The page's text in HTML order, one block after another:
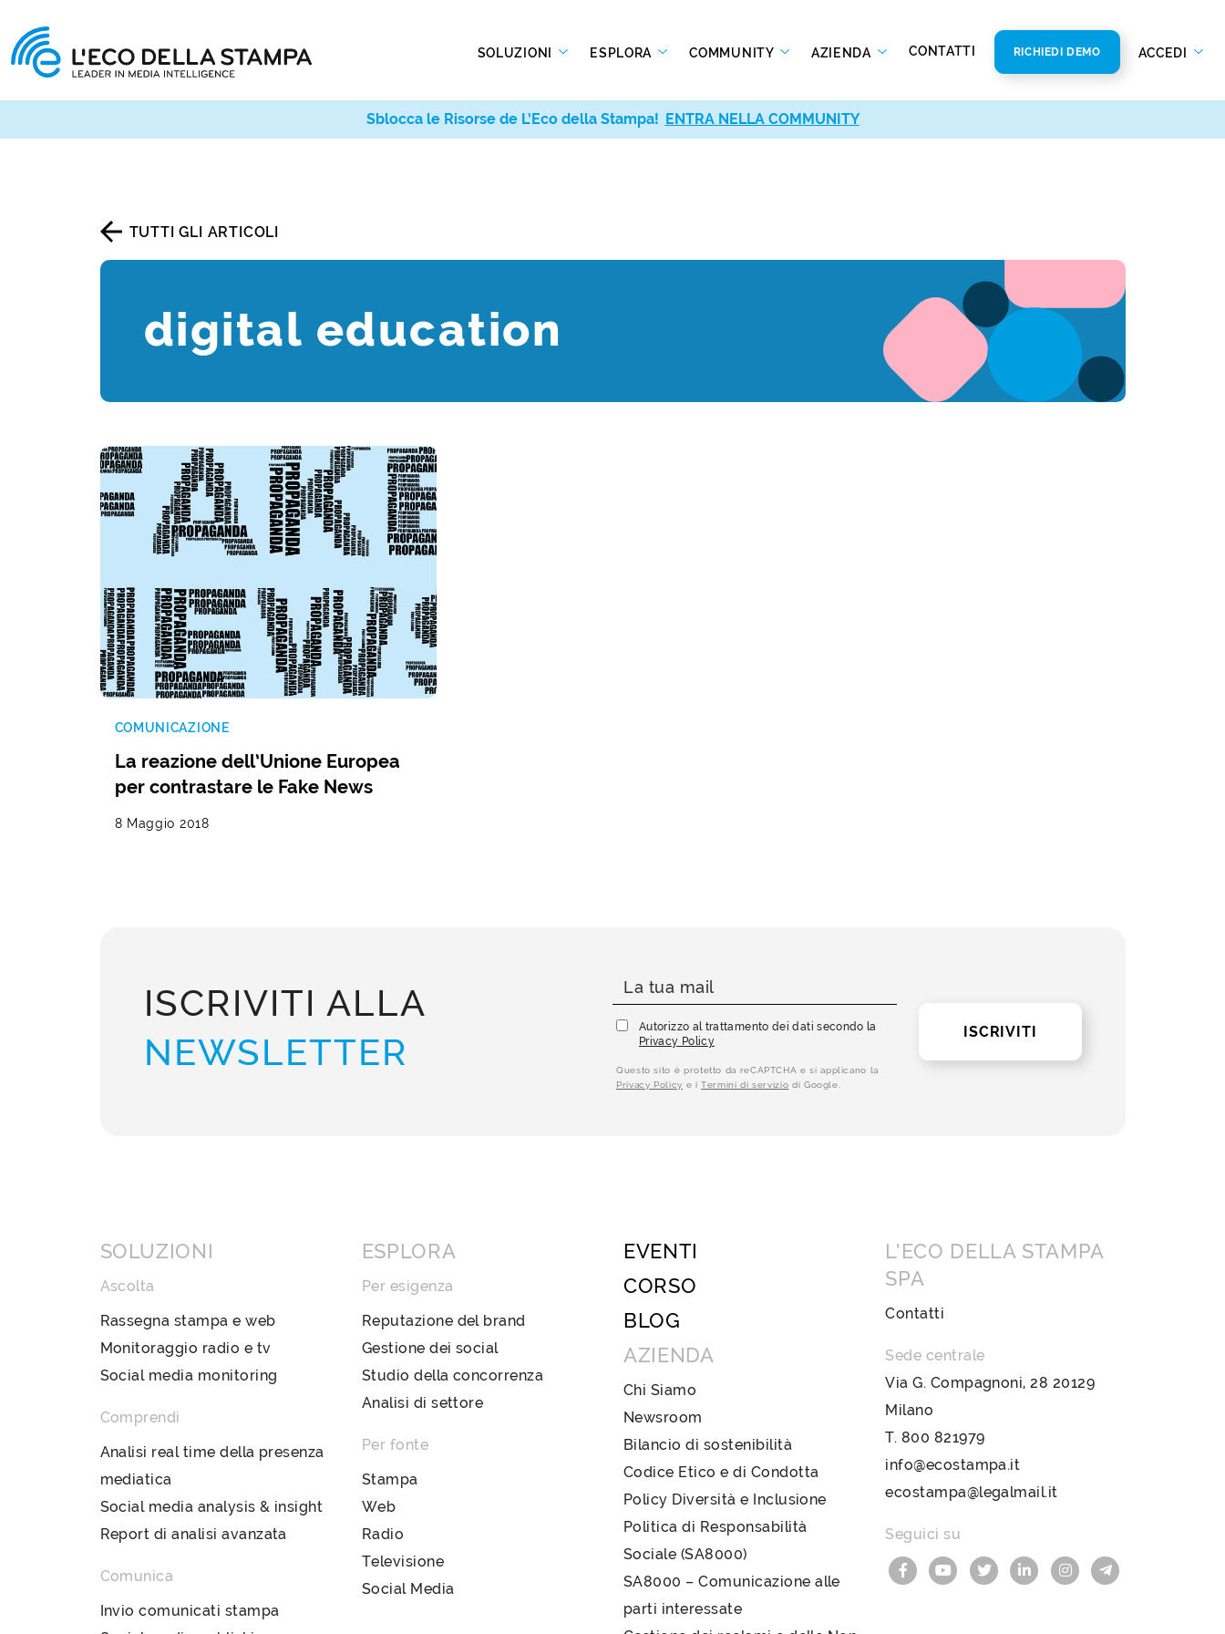
SOLUZIONI ESPLORA COMMUNITY AZIENDA CONTATTI RICHIEDI DEMO ACCEDI
TUTTI GLI ARTICOLI
digital education
COMUNICAZIONE
La reazione dell’Unione Europea
per contrastare le Fake News
8 Maggio 2018
ISCRIVITI ALLA
NEWSLETTER
Autorizzo al trattamento dei dati secondo la
Privacy Policy
Questo sito è protetto da reCAPTCHA e si applicano la
Privacy Policy e iTermini di servizio di Google.
ISCRIVITI
SOLUZIONI
Ascolta
Rassegna stampa e web
Monitoraggio radio e tv
Social media monitoring
Comprendi
Analisi real time della presenza
mediatica
Social media analysis & insight
Report di analisi avanzata
Comunica
Invio comunicati stampa
ESPLORA
Per esigenza
Reputazione del brand
Gestione dei social
Studio della concorrenza
Analisi di settore
Per fonte
Stampa
Web
Radio
Televisione
Social Media
EVENTI
CORSO
BLOG
AZIENDA
Chi Siamo
Newsroom
Bilancio di sostenibilità
Codice Etico e di Condotta
Policy Diversità e Inclusione
Politica di Responsabilità
Sociale (SA8000)
SA8000 – Comunicazione alle
parti interessate
L’ECO DELLA STAMPA
SPA
Contatti
Sede centrale
Via G. Compagnoni, 28 20129
Milano
T. 800 821979
info@ecostampa.it
ecostampa@legalmail.it
Seguici su
Sblocca le Risorse de L’Eco della Stampa! ENTRA NELLA COMMUNITY